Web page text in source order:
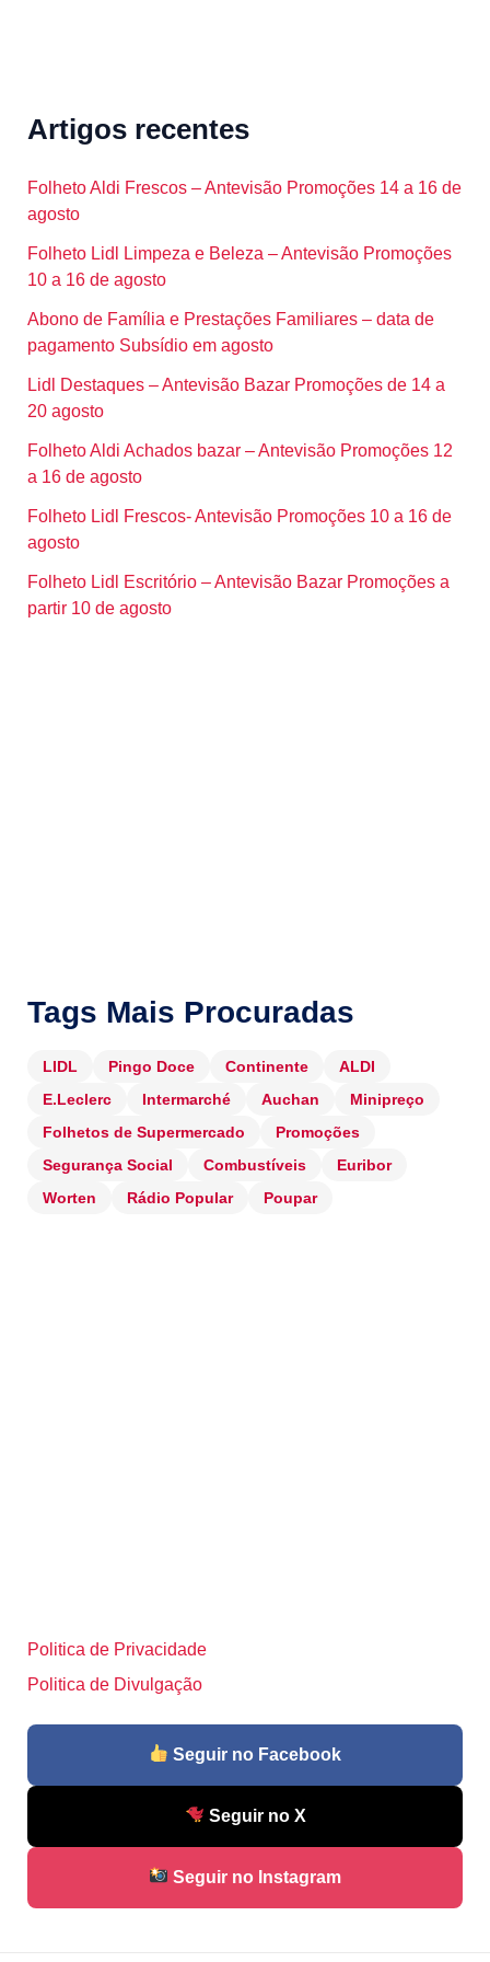
Artigos recentes
Folheto Aldi Frescos – Antevisão Promoções 14 a 16 de
agosto
Folheto Lidl Limpeza e Beleza – Antevisão Promoções
10 a 16 de agosto
Abono de Família e Prestações Familiares – data de
pagamento Subsídio em agosto
Lidl Destaques – Antevisão Bazar Promoções de 14 a
20 agosto
Folheto Aldi Achados bazar – Antevisão Promoções 12
a 16 de agosto
Folheto Lidl Frescos- Antevisão Promoções 10 a 16 de
agosto
Folheto Lidl Escritório – Antevisão Bazar Promoções a
partir 10 de agosto
Tags Mais Procuradas
LIDL Pingo Doce Continente
ALDI
E.Leclerc
Intermarché Auchan
Minipreço
Folhetos de Supermercado
Promoções
Segurança Social
Combustíveis
Euribor
Worten
Rádio Popular Poupar
Politica de Privacidade
Politica de Divulgação
Seguir no Facebook
Seguir no X
Seguir no Instagram